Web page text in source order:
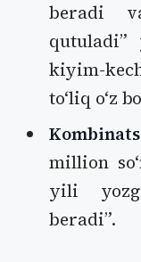
beradi
qutuladi”
kiyim-
toʻliq oʻz
million
yili
beradi”.